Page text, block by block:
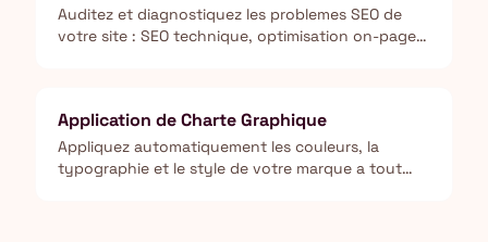
Auditez et diagnostiquez les problemes SEO de
votre site : SEO technique, optimisation on-page,
Application de Charte Graphique
Appliquez automatiquement les couleurs, la
typographie et le style de votre marque a tout